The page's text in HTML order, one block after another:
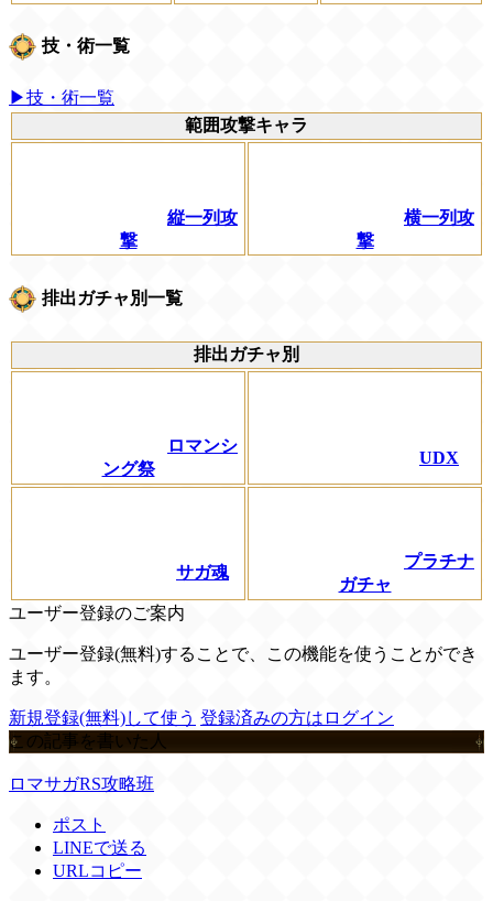
技・術一覧
▶技・術一覧
範囲攻撃キャラ
縦一列攻
撃
横一列攻
撃
排出ガチャ別一覧
排出ガチャ別
ロマンシ
ング祭
UDX
サガ魂
プラチナ
ガチャ
ユーザー登録のご案内
ユーザー登録(無料)することで、この機能を使うことができ
ます。
新規登録(無料)して使う 登録済みの方はログイン
この記事を書いた人
ロマサガRS攻略班
ポスト
LINEで送る
URLコピー